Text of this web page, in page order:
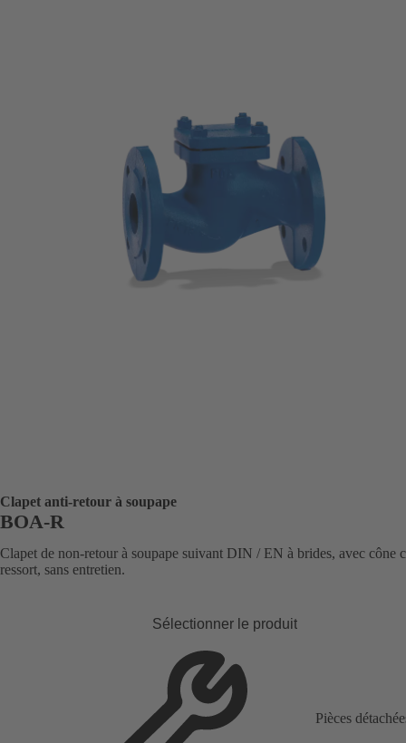
Clapet anti-retour à soupape
BOA-R
Clapet de non-retour à soupape suivant DIN / EN à brides, avec cône
ressort, sans entretien.
Sélectionner le produit
Pièces